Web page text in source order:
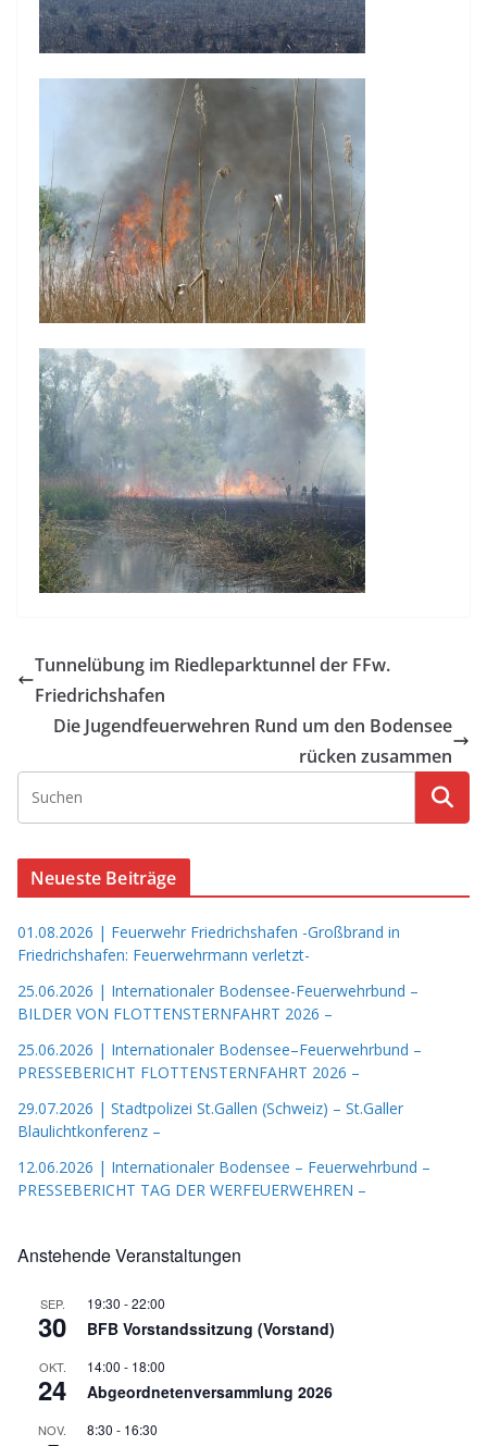
Tunnelübung im Riedleparktunnel der FFw.
Friedrichshafen
Die Jugendfeuerwehren Rund um den Bodensee
rücken zusammen
Neueste Beiträge
01.08.2026 | Feuerwehr Friedrichshafen -Großbrand in
Friedrichshafen: Feuerwehrmann verletzt-
25.06.2026 | Internationaler Bodensee-Feuerwehrbund –
BILDER VON FLOTTENSTERNFAHRT 2026 –
25.06.2026 | Internationaler Bodensee–Feuerwehrbund –
PRESSEBERICHT FLOTTENSTERNFAHRT 2026 –
29.07.2026 | Stadtpolizei St.Gallen (Schweiz) – St.Galler
Blaulichtkonferenz –
12.06.2026 | Internationaler Bodensee – Feuerwehrbund –
PRESSEBERICHT TAG DER WERFEUERWEHREN –
Anstehende Veranstaltungen
SEP.
30
19:30 -22:00
BFB Vorstandssitzung (Vorstand)
OKT.
24
14:00 - 18:00
Abgeordnetenversammlung 2026
NOV. 8:30 - 16:30